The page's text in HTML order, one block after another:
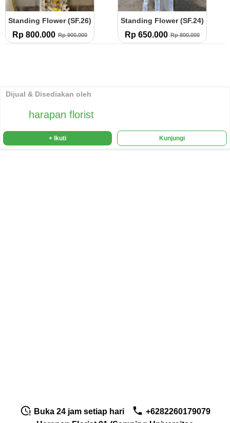
Standing Flower (SF.26)
Rp 800.000 Rp 900.000
Standing Flower (SF.24)
Rp 650.000 Rp 800.000
Dijual & Disediakan oleh
harapan florist
+ Ikuti Kunjungi
Buka 24 jam setiap hari
+6282260179079